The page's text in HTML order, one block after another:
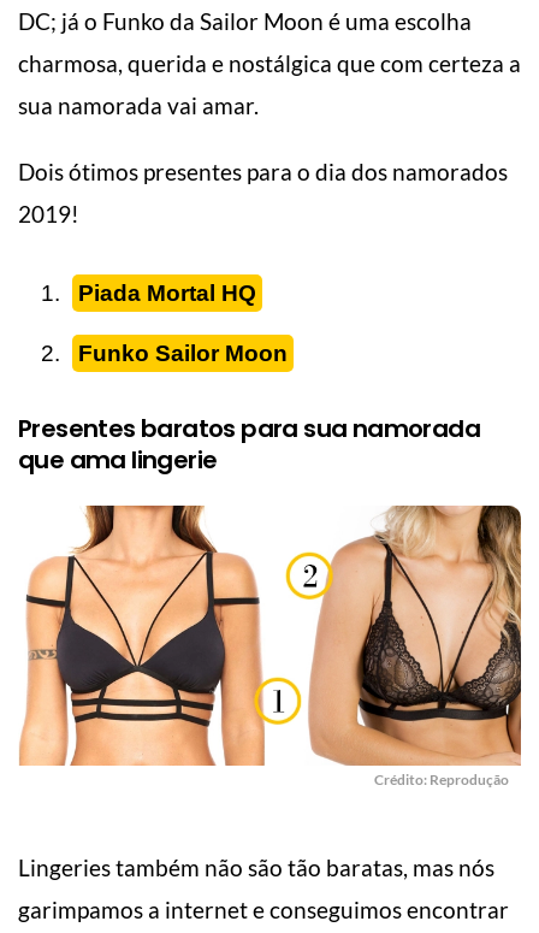
DC; já o Funko da Sailor Moon é uma escolha
charmosa, querida e nostálgica que com certeza a
sua namorada vai amar.
Dois ótimos presentes para o dia dos namorados
2019!
Piada Mortal HQ
Funko Sailor Moon
Presentes baratos para sua namorada
que ama lingerie
Crédito: Reprodução
Lingeries também não são tão baratas, mas nós
garimpamos a internet e conseguimos encontrar